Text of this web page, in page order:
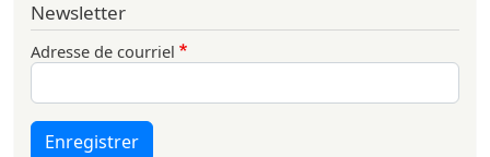
Newsletter
Adresse de courriel
Enregistrer